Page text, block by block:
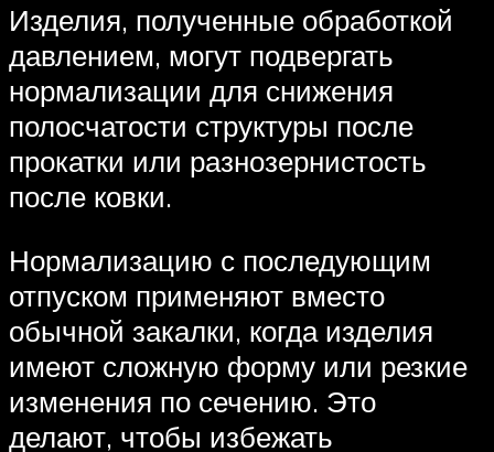
Изделия, полученные обработкой
давлением, могут подвергать
нормализации для снижения
полосчатости структуры после
прокатки или разнозернистость
после ковки.
Нормализацию с последующим
отпуском применяют вместо
обычной закалки, когда изделия
имеют сложную форму или резкие
изменения по сечению. Это
делают, чтобы избежать